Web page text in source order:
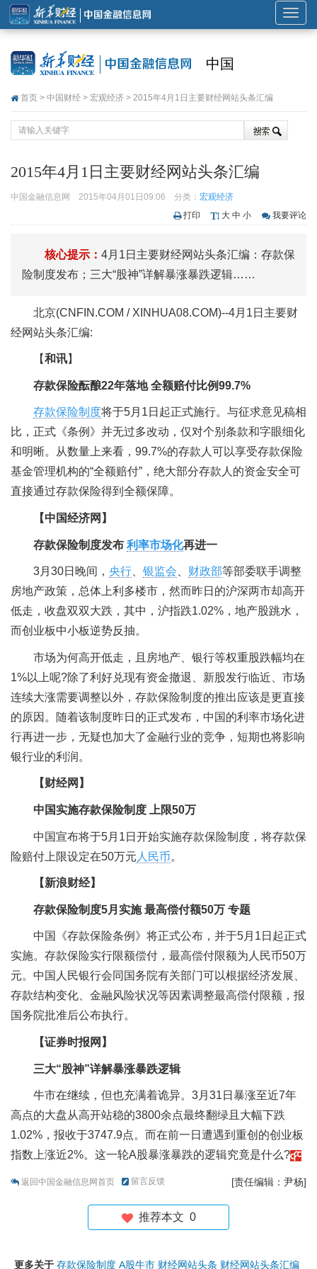
展
开
中国
首页 > 中国财经 > 宏观经济 > 2015年4月1日主要财经网站头条汇编
2015年4月1日主要财经网站头条汇编
中国金融信息网 2015年04月01日09:06 分类： 宏观经济
打印
大 中 小 我要评论
核心提示： 4月1日主要财经网站头条汇编：存款保
险制度发布；三大“股神”详解暴涨暴跌逻辑……
北京(CNFIN.COM / XINHUA08.COM)--4月1日主要财
经网站头条汇编:
【和讯】
存款保险酝酿22年落地 全额赔付比例99.7%
存款保险制度将于5月1日起正式施行。与征求意见稿相
比，正式《条例》并无过多改动，仅对个别条款和字眼细化
和明晰。从数量上来看，99.7%的存款人可以享受存款保险
基金管理机构的“全额赔付”，绝大部分存款人的资金安全可
直接通过存款保险得到全额保障。
【中国经济网】
存款保险制度发布 利率市场化再进一
3月30日晚间， 央行 银监会 财政部等部委联手调整
房地产政策，总体上利多楼市，然而昨日的沪深两市却高开
低走，收盘双双大跌，其中，沪指跌1.02%，地产股跳水，
而创业板中小板逆势反抽。
市场为何高开低走，且房地产、银行等权重股跌幅均在
1%以上呢?除了利好兑现有资金撤退、新股发行临近、市场
连续大涨需要调整以外，存款保险制度的推出应该是更直接
的原因。随着该制度昨日的正式发布，中国的利率市场化进
行再进一步，无疑也加大了金融行业的竞争，短期也将影响
银行业的利润。
【财经网】
中国实施存款保险制度 上限50万
中国宣布将于5月1日开始实施存款保险制度，将存款保
险赔付上限设定在50万元 人民币。
【新浪财经】
存款保险制度5月实施 最高偿付额50万 专题
中国《存款保险条例》将正式公布，并于5月1日起正式
实施。存款保险实行限额偿付，最高偿付限额为人民币50万
元。中国人民银行会同国务院有关部门可以根据经济发展、
存款结构变化、金融风险状况等因素调整最高偿付限额，报
国务院批准后公布执行。
【证券时报网】
三大“股神”详解暴涨暴跌逻辑
牛市在继续，但也充满着诡异。3月31日暴涨至近7年
高点的大盘从高开站稳的3800余点最终翻绿且大幅下跌
1.02%，报收于3747.9点。而在前一日遭遇到重创的创业板
指数上涨近2%。这一轮A股暴涨暴跌的逻辑究竟是什么?
返回中国金融信息网首页 留言反馈 [责任编辑：尹杨]
推荐本文 0
更多关于 存款保险制度 A股牛市 财经网站头条 财经网站头条汇编